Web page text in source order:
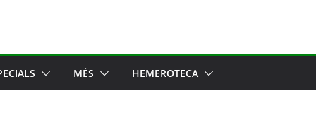
MÉS HEMEROTECA